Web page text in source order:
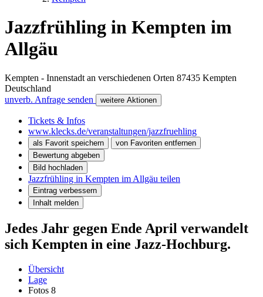
Jazzfrühling in Kempten im
Allgäu
Kempten - Innenstadt an verschiedenen Orten 87435 Kempten
Deutschland
unverb. Anfrage senden
weitere Aktionen
Tickets & Infos
www.klecks.de/veranstaltungen/jazzfruehling
als Favorit speichern
von Favoriten entfernen
Bewertung abgeben
Bild hochladen
Jazzfrühling in Kempten im Allgäu teilen
Eintrag verbessern
Inhalt melden
Jedes Jahr gegen Ende April verwandelt
sich Kempten in eine Jazz-Hochburg.
Übersicht
Lage
Fotos 8